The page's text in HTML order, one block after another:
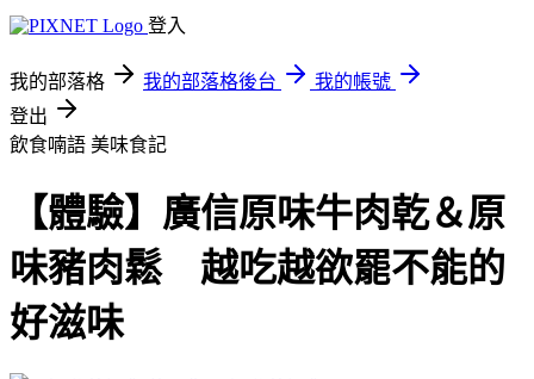
登入
我的部落格 我的部落格後台
我的帳號
登出
飲食喃語 美味食記
【體驗】廣信原味牛肉乾＆原
味豬肉鬆 越吃越欲罷不能的
好滋味